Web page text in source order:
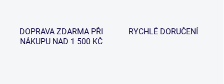
DOPRAVA ZDARMA PŘI
NÁKUPU NAD 1 500 KČ
RYCHLÉ DORUČENÍ